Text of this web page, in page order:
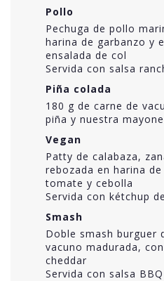
Pollo
Pechuga de pollo
harina de garbanzo y
ensalada de col
Servida con salsa
Piña colada
180 g de carne de
piña y nuestra
Vegan
Patty de calabaza,
rebozada en harina
tomate y cebolla
Servida con kétchup
Smash
Doble smash burguer
vacuno madurada,
cheddar
Servida con salsa